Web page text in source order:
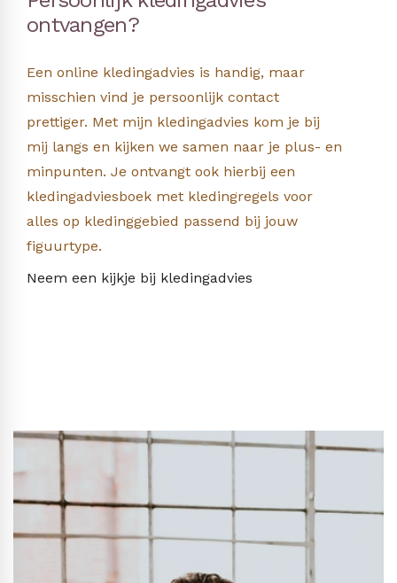
ontvangen?
Een online kledingadvies is handig, maar
misschien vind je persoonlijk contact
prettiger. Met mijn kledingadvies kom je bij
mij langs en kijken we samen naar je plus- en
minpunten. Je ontvangt ook hierbij een
kledingadviesboek met kledingregels voor
alles op kledinggebied passend bij jouw
figuurtype.
Neem een kijkje bij kledingadvies